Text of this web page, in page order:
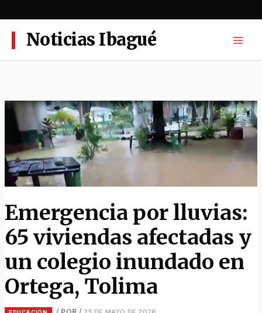
al
contenidoNoticias Ibagué
Emergencia por lluvias:
65 viviendas afectadas y
un colegio inundado en
Ortega, Tolima